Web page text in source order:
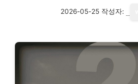
2026-05-25 작성자: